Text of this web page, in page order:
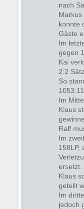
nach
konnte
Gäste
Im
gegen
Kai
2:2
So
Im
Klaus
Ralf
Im
158LP,
ersetzt.
Klaus
geteilt
Im
jedoch